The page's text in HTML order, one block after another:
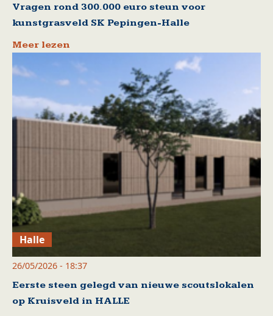
Vragen rond 300.000 euro steun voor
kunstgrasveld SK Pepingen-Halle
Meer lezen
Halle
26/05/2026 - 18:37
Eerste steen gelegd van nieuwe scoutslokalen
op Kruisveld in HALLE